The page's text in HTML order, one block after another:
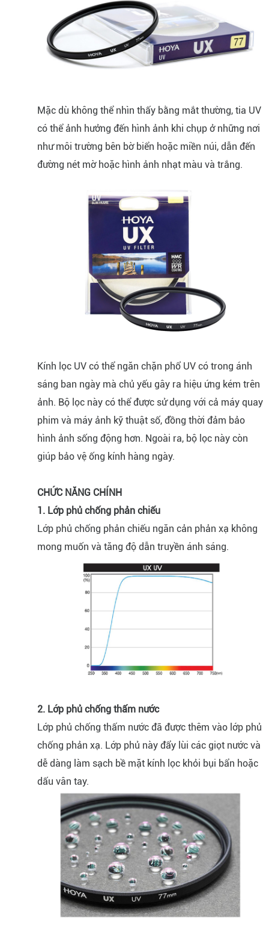
Mặc dù không thể nhìn thấy bằng mắt thường, tia UV
có thể ảnh hưởng đến hình ảnh khi chụp ở những nơi
như môi trường bên bờ biển hoặc miền núi, dẫn đến
đường nét mờ hoặc hình ảnh nhạt màu và trắng.
Kính lọc UV có thể ngăn chặn phổ UV có trong ánh
sáng ban ngày mà chủ yếu gây ra hiệu ứng kém trên
ảnh. Bộ lọc này có thể được sử dụng với cả máy quay
phim và máy ảnh kỹ thuật số, đồng thời đảm bảo
hình ảnh sống động hơn. Ngoài ra, bộ lọc này còn
giúp bảo vệ ống kính hàng ngày.
CHỨC NĂNG CHÍNH
1. Lớp phủ chống phản chiếu
Lớp phủ chống phản chiếu ngăn cản phản xạ không
mong muốn và tăng độ dẫn truyền ánh sáng.
2. Lớp phủ chống thấm nước
Lớp phủ chống thấm nước đã được thêm vào lớp phủ
chống phản xạ. Lớp phủ này đẩy lùi các giọt nước và
dễ dàng làm sạch bề mặt kính lọc khỏi bụi bẩn hoặc
dấu vân tay.